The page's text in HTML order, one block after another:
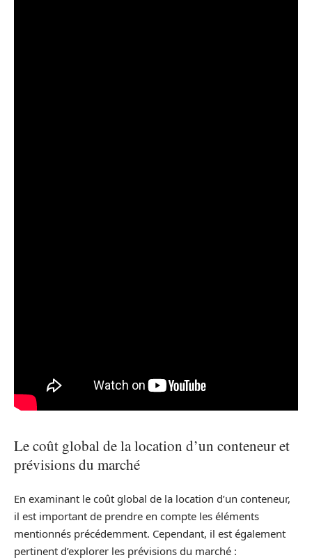
Le coût global de la location d’un conteneur et
prévisions du marché
En examinant le coût global de la location d’un conteneur,
il est important de prendre en compte les éléments
mentionnés précédemment. Cependant, il est également
pertinent d’explorer les prévisions du marché :